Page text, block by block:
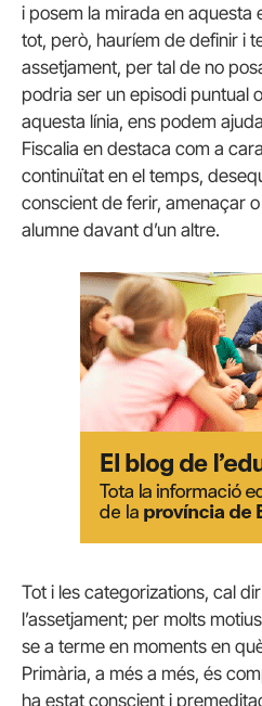
i posem la mirada en aquesta
tot, però, hauríem de definir i
assetjament, per tal de no
podria ser un episodi puntual
aquesta línia, ens podem
Fiscalia en destaca com a
continuïtat en el temps,
conscient de ferir, amenaçar
alumne davant d’un altre.
Tot i les categorizations, cal
l’assetjament; per molts
se a terme en moments en
Primària, a més a més, és
ha estat conscient i